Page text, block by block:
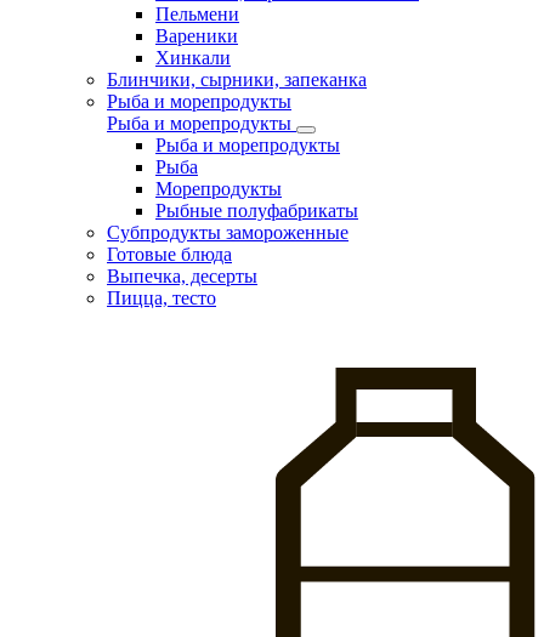
Пельмени
Вареники
Хинкали
Блинчики, сырники, запеканка
Рыба и морепродукты
Рыба и морепродукты
Рыба и морепродукты
Рыба
Морепродукты
Рыбные полуфабрикаты
Субпродукты замороженные
Готовые блюда
Выпечка, десерты
Пицца, тесто